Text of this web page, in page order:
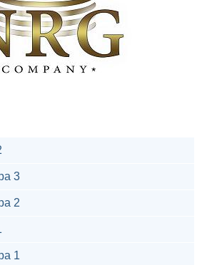
3
2
1